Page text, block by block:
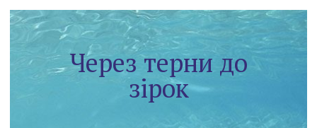
Через терни до
зірок